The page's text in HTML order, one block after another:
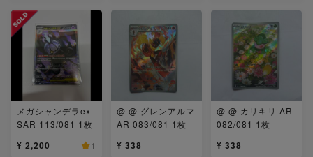
メガシャンデラex
SAR 113/081 1枚
¥ 2,200 1
@ @ グレンアルマ
AR 083/081 1枚
¥ 338
@ @ カリキリ AR
082/081 1枚
¥ 338